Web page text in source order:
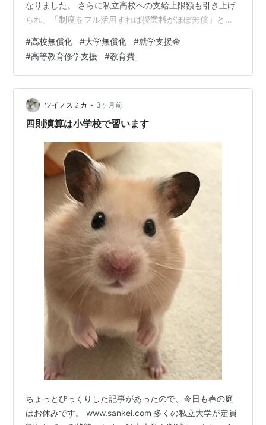
なりました。 さらに私立高校への支給上限額も引き上げ
られ、「制度をフル活用すれば授業料がほぼ無償」とい
を持つ多子世帯を対象に、所得制限なしの無償化が2025
年からスタートしています。 ただし、どの制度も申請し
なければ1円ももらえません。制度があることを知らずに
損をしているケースも多いのが現実です。 この記事で
は、高校・大学それぞれの無償化制度を、FPの視点で条
件・金額・注意点まで整理してお…
#高校無償化 #大学無償化 #就学支援金
#高等教育修学支援 #教育費
ツイノスミカ • 3ヶ月前
四則演算は小学校で習います
ちょっとびっくりした記事があったので、今日も春の庭
はお休みです。 www.sankei.com 多くの私立大学が定員